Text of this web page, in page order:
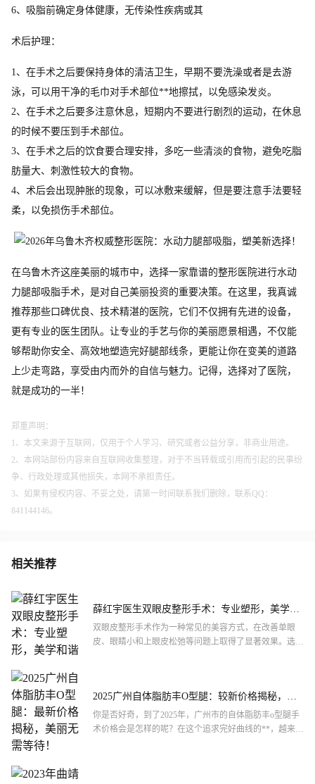
6、吸脂前确定身体健康，无传染性疾病或其
术后护理：
1、在手术之后要保持身体的清洁卫生，早期不要洗澡或者是去游
泳，可以用干净的毛巾对手术部位**地擦拭，以免感染发炎。
2、在手术之后要多注意休息，短期内不要进行剧烈的运动，在休息
的时候不要压到手术部位。
3、在手术之后的饮食要合理安排，多吃一些清淡的食物，避免吃脂
肪量大、刺激性较大的食物。
4、术后会出现肿胀的现象，可以冰敷来缓解，但是要注意手法要轻
柔，以免损伤手术部位。
在乌鲁木齐这座美丽的城市中，选择一家靠谱的整形医院进行水动
力腿部吸脂手术，是对自己美丽投资的重要决策。在这里，我真诚
推荐那些口碑优良、技术精湛的医院，它们不仅拥有先进的设备，
更有专业的医生团队。让专业的手艺与你的美丽愿景相遇，不仅能
够帮助你安全、高效地塑造完好腿部线条，更能让你在变美的道路
上少走弯路，享受由内而外的自信与魅力。记得，选择对了医院，
就是成功的一半！
郑重声明：
1、本文来源于互联网，仅用于个人学习、研究或者公益分享，非商业用途。
2、本网站部份内容来自互联网收集整理，对于不当转载或引用而引起的民事纷
争、行政处理或其他损失，本网不承担责任。
3、如果有侵权内容、不妥之处，请第一时间联系我们删除，联系QQ：
841144146。
相关推荐
薛红宇医生双眼皮整形手术：专业塑形，美学和
谐
双眼皮整形手术作为一种常见的美容方式，在改善单眼
皮、眼睛小和上眼皮松弛等问题上取得了显著效果。选择
2025广州自体脂肪丰O型腿：较新价格揭秘，美
丽无需等待！
你是否好奇，到了2025年，广州市的自体脂肪丰o型腿手
术价格会是怎样的呢？在这个追求完好曲线的**，越来越